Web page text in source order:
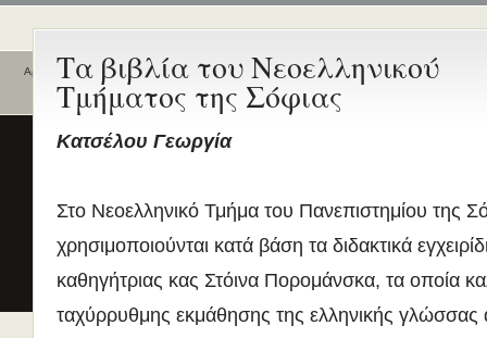
Τα βιβλία του Νεοελληνικού
Τμήματος της Σόφιας
Κατσέλου Γεωργία
Στο Νεοελληνικό Τμήμα του Πανεπιστημίου της
χρησιμοποιούνται κατά βάση τα διδακτικά
καθηγήτριας κας Στόινα Πορομάνσκα, τα οποία
ταχύρρυθμης εκμάθησης της ελληνικής γλώσσας
Αρχική
Ποιοι είναι εδώ
Είναι εδώ αυτή τη στιγμή 0 χρήστες
Ενεργά θέματα
(Εξ Αποστάσεως) από το Παν/
Λευκωσίας σε συνεργασία με
ΚΕΓ
το πιστοποιητικό επιπέδου Γ2
Πρώτο Διεθνές Συνέδριο
Νεοελληνικών Σπουδών